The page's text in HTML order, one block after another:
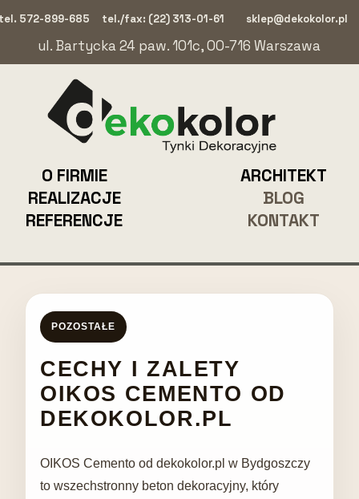
KONTAKT
BLOG
REALIZACJE
ARCHITEKT
REFERENCJE
O FIRMIE
ul. Bartycka 24 paw. 101c, 00-716 Warszawa
sklep@dekokolor.pl
tel./fax: (22) 313-01-61
572-899-685
POZOSTAŁE
CECHY I ZALETY
OIKOS CEMENTO OD
DEKOKOLOR.PL
OIKOS Cemento od dekokolor.pl w Bydgoszczy
to wszechstronny beton dekoracyjny, który